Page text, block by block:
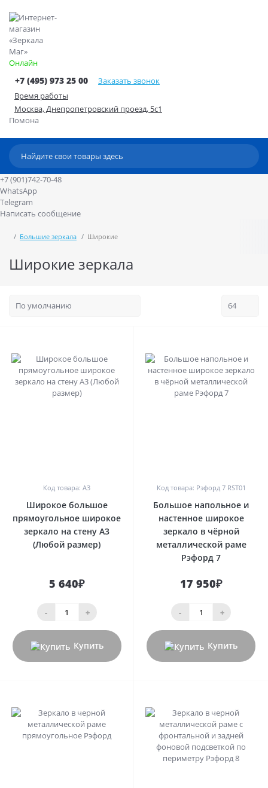
Онлайн
+7 (495) 973 25 00
Заказать звонок
Время работы
Москва, Днепропетровский проезд, 5с1
Помона
+7 (901)742-70-48
WhatsApp
Telegram
Написать сообщение
Большие зеркала Широкие
Широкие зеркала
Код товара: А3
Широкое большое
прямоугольное широкое
зеркало на стену А3
(Любой размер)
5 640₽
- +
Купить
Код товара: Рэфорд 7 RST01
Большое напольное и
настенное широкое
зеркало в чёрной
металлической раме
Рэфорд 7
17 950₽
- +
Купить